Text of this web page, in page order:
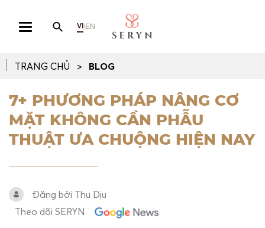
VI | EN
TRANG CHỦ BLOG
7+ PHƯƠNG PHÁP NÂNG CƠ
MẶT KHÔNG CẦN PHẪU
THUẬT ƯA CHUỘNG HIỆN NAY
Đăng bởi Thu Dịu
Theo dõi SERYN